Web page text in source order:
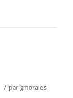
/ par gmorales